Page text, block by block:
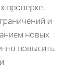
проверке.
и
новых
повысить